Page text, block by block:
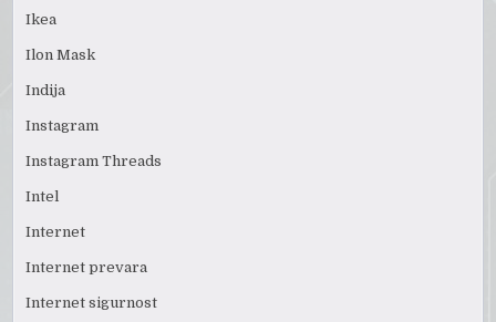
Ikea
Ilon Mask
Indija
Instagram
Instagram Threads
Intel
Internet
Internet prevara
Internet sigurnost